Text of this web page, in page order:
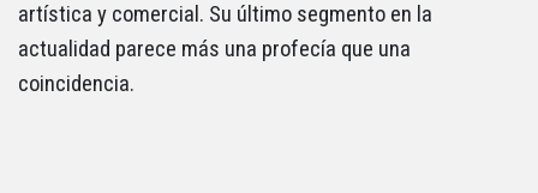
artística y comercial. Su último segmento en la
actualidad parece más una profecía que una
coincidencia.